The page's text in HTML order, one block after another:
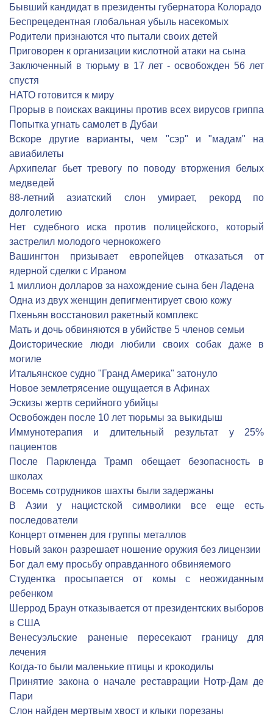
Бывший кандидат в президенты губернатора Колорадо
Беспрецедентная глобальная убыль насекомых
Родители признаются что пытали своих детей
Приговорен к организации кислотной атаки на сына
Заключенный в тюрьму в 17 лет - освобожден 56 лет
спустя
НАТО готовится к миру
Прорыв в поисках вакцины против всех вирусов гриппа
Попытка угнать самолет в Дубаи
Вскоре другие варианты, чем "сэр" и "мадам" на
авиабилеты
Архипелаг бьет тревогу по поводу вторжения белых
медведей
88-летний азиатский слон умирает, рекорд по
долголетию
Нет судебного иска против полицейского, который
застрелил молодого чернокожего
Вашингтон призывает европейцев отказаться от
ядерной сделки с Ираном
1 миллион долларов за нахождение сына бен Ладена
Одна из двух женщин депигментирует свою кожу
Пхеньян восстановил ракетный комплекс
Мать и дочь обвиняются в убийстве 5 членов семьи
Доисторические люди любили своих собак даже в
могиле
Итальянское судно "Гранд Америка" затонуло
Новое землетрясение ощущается в Афинах
Эскизы жертв серийного убийцы
Освобожден после 10 лет тюрьмы за выкидыш
Иммунотерапия и длительный результат у 25%
пациентов
После Паркленда Трамп обещает безопасность в
школах
Восемь сотрудников шахты были задержаны
В Азии у нацистской символики все еще есть
последователи
Концерт отменен для группы металлов
Новый закон разрешает ношение оружия без лицензии
Бог дал ему просьбу оправданного обвиняемого
Студентка просыпается от комы с неожиданным
ребенком
Шеррод Браун отказывается от президентских выборов
в США
Венесуэльские раненые пересекают границу для
лечения
Когда-то были маленькие птицы и крокодилы
Принятие закона о начале реставрации Нотр-Дам де
Пари
Слон найден мертвым хвост и клыки порезаны